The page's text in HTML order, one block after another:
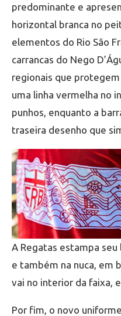
predominante e
horizontal branca no
elementos do Rio São
carrancas do Nego
regionais que protegem
uma linha vermelha no
punhos, enquanto a
traseira desenho que
A Regatas estampa
e também na nuca, em
vai no interior da faixa,
Por fim, o novo